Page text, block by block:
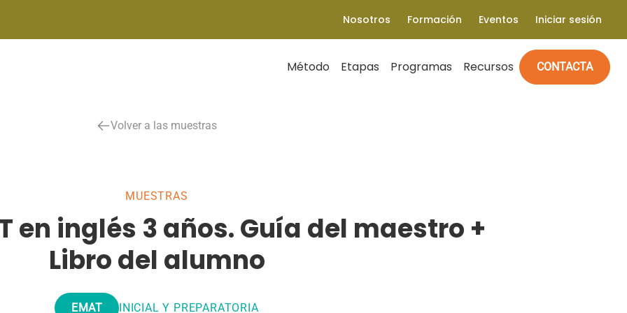
Nosotros Formación Eventos Iniciar sesión
Método Etapas Programas Recursos CONTACTA
Volver a las muestras
MUESTRAS
en inglés 3 años. Guía del maestro +
Libro del alumno
EMAT INICIAL Y PREPARATORIA